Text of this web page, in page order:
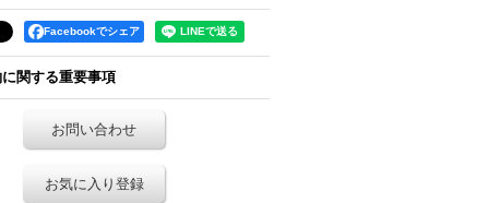
Facebookでシェア
関する重要事項
お問い合わせ
お気に入り登録